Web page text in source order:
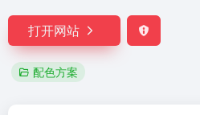
打开网站
配色方案